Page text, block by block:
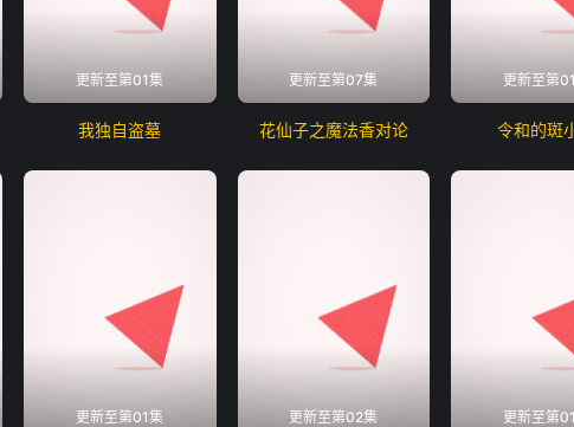
更新至第01集
我独自盗墓
更新至第07集
花仙子之魔法香对论
更新至第
令和的斑
更新至第01集 更新至第02集 更新至第